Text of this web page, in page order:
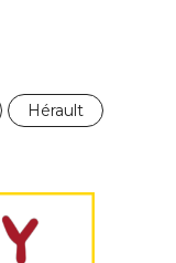
Hérault